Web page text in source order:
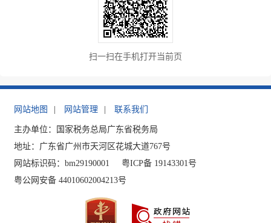
扫一扫在手机打开当前页
网站地图 网站管理 联系我们
主办单位：国家税务总局广东省税务局
地址：广东省广州市天河区花城大道767号
网站标识码：bm29190001
粤ICP备 19143301号
粤公网安备 44010602004213号